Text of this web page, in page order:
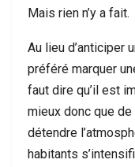
Mais rien n’y a fait.
Au lieu d’anticiper
préféré marquer
faut dire qu’il est
mieux donc que
détendre
habitants